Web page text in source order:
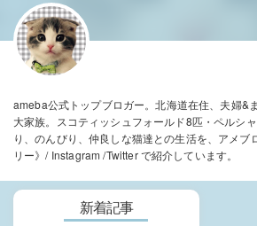
ameba公式トップブロガー。北海道在住、夫婦&
大家族。スコティッシュフォールド8匹・ペルシ
り、のんびり、仲良しな猫達との生活を、アメブ
リー》/ Instagram /Twitter で紹介しています。
新着記事